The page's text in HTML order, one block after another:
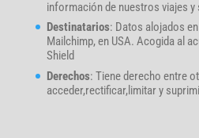
información de nuestros viajes y
Destinatarios: Datos alojados
Mailchimp, en USA. Acogida al
Shield
Derechos: Tiene derecho entre
acceder,rectificar,limitar y